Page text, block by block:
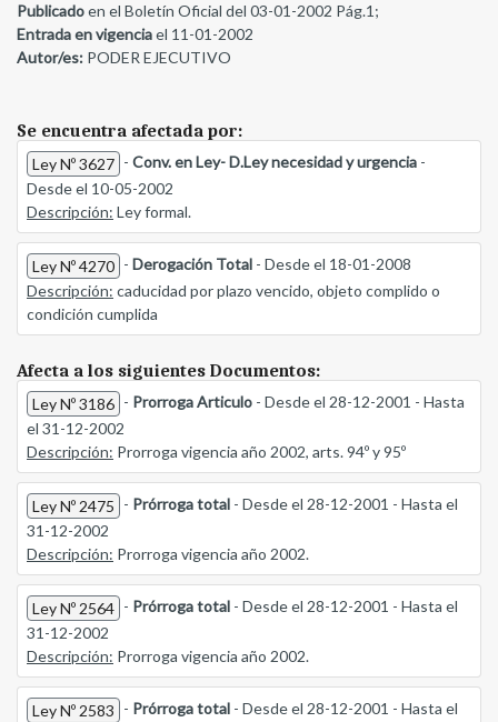
Publicadoen el Boletín Oficial del 03-01-2002 Pág.1;
Entrada en vigenciael 11-01-2002
Autor/es: PODER EJECUTIVO
Se encuentra afectada por:
Ley Nº 3627 - Conv. en Ley- D.Ley necesidad y urgencia -
Desde el 10-05-2002
Descripción: Ley formal.
Ley Nº 4270 - Derogación Total - Desde el 18-01-2008
Descripción: caducidad por plazo vencido, objeto complido o
condición cumplida
Afecta a los siguientes Documentos:
Ley Nº 3186 - Prorroga Articulo - Desde el 28-12-2001 - Hasta
el 31-12-2002
Descripción: Prorroga vigencia año 2002, arts. 94º y 95º
Ley Nº 2475 - Prórroga total - Desde el 28-12-2001 - Hasta el
31-12-2002
Descripción: Prorroga vigencia año 2002.
Ley Nº 2564 - Prórroga total - Desde el 28-12-2001 - Hasta el
31-12-2002
Descripción: Prorroga vigencia año 2002.
Ley Nº 2583 - Prórroga total - Desde el 28-12-2001 - Hasta el